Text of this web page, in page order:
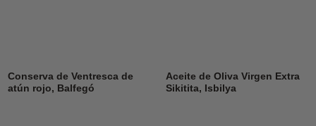
Conserva de Ventresca de
atún rojo, Balfegó
Aceite de Oliva Virgen Extra
Sikitita, Isbilya